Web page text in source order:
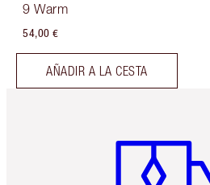
9 Warm
54,00 €
AÑADIR A LA CESTA